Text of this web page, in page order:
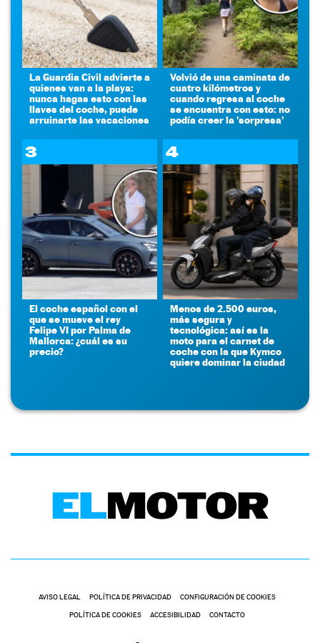
La Guardia Civil advierte a
quienes van a la playa:
nunca hagas esto con las
llaves del coche, puede
arruinarte las vacaciones
Volvió de una caminata de
cuatro kilómetros y
cuando regresa al coche
se encuentra con esto: no
podía creer la 'sorpresa'
3
El coche español con el
que se mueve el rey
Felipe VI por Palma de
Mallorca: ¿cuál es su
precio?
4
Menos de 2.500 euros,
más segura y
tecnológica: así es la
moto para el carnet de
coche con la que Kymco
quiere dominar la ciudad
AVISO LEGAL POLÍTICA DE PRIVACIDAD CONFIGURACIÓN DE COOKIES
POLÍTICA DE COOKIES ACCESIBILIDAD CONTACTO